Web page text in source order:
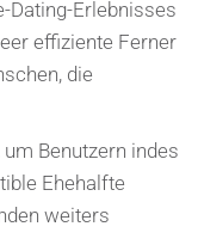
Dating-Erlebnisses
effiziente Ferner
die
Benutzern indes
Ehehalfte
weiters